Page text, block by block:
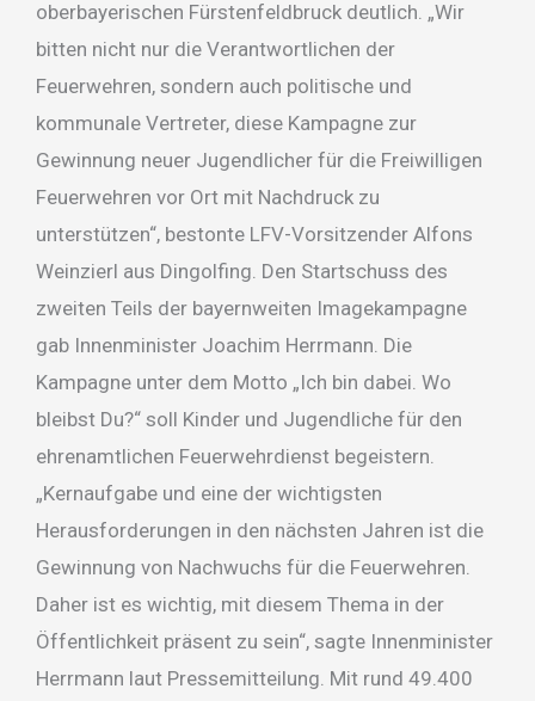
oberbayerischen Fürstenfeldbruck deutlich. „Wir
bitten nicht nur die Verantwortlichen der
Feuerwehren, sondern auch politische und
kommunale Vertreter, diese Kampagne zur
Gewinnung neuer Jugendlicher für die Freiwilligen
Feuerwehren vor Ort mit Nachdruck zu
unterstützen“, bestonte LFV-Vorsitzender Alfons
Weinzierl aus Dingolfing. Den Startschuss des
zweiten Teils der bayernweiten Imagekampagne
gab Innenminister Joachim Herrmann. Die
Kampagne unter dem Motto „Ich bin dabei. Wo
bleibst Du?“ soll Kinder und Jugendliche für den
ehrenamtlichen Feuerwehrdienst begeistern.
„Kernaufgabe und eine der wichtigsten
Herausforderungen in den nächsten Jahren ist die
Gewinnung von Nachwuchs für die Feuerwehren.
Daher ist es wichtig, mit diesem Thema in der
Öffentlichkeit präsent zu sein“, sagte Innenminister
Herrmann laut Pressemitteilung. Mit rund 49.400